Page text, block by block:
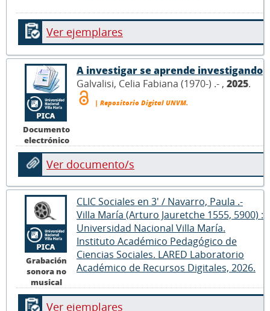
Ver ejemplares
Documento
electrónico
A investigar se aprende investigando
Galvalisi, Celia Fabiana (1970-) .- , 2025.
| Repositorio Digital UNVM.
Ver documento/s
Grabación
sonora no
musical
CLIC Sociales en 3' / Navarro, Paula .-
Villa María (Arturo Jauretche 1555, 5900) :
Universidad Nacional Villa María.
Instituto Académico Pedagógico de
Ciencias Sociales. LARED Laboratorio
Académico de Recursos Digitales, 2026.
Ver ejemplares